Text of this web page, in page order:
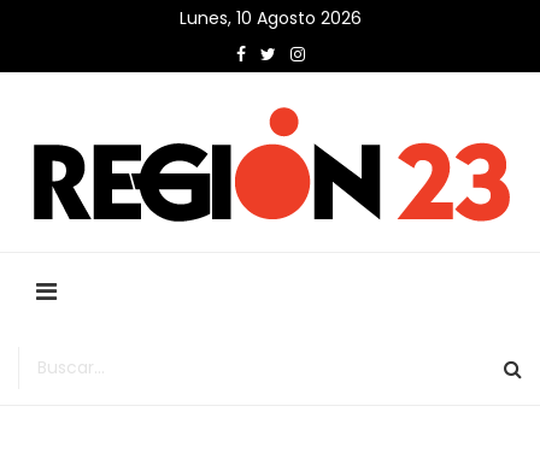
Lunes, 10 Agosto 2026